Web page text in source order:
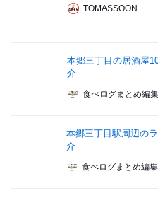
TOMASSOON
本郷三丁目の居酒屋
介
食べログまとめ編
本郷三丁目駅周辺の
介
食べログまとめ編